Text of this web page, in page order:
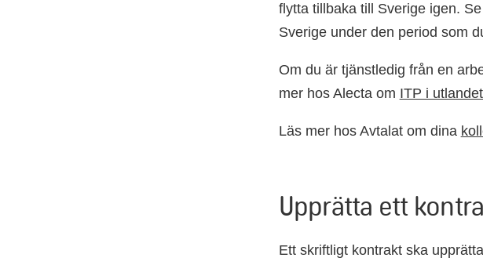
flytta tillbaka till Sverige igen.
Sverige under den period som
Om du är tjänstledig från en
mer hos Alecta om ITP i
Läs mer hos Avtalat om dina
Upprätta ett
Ett skriftligt kontrakt ska